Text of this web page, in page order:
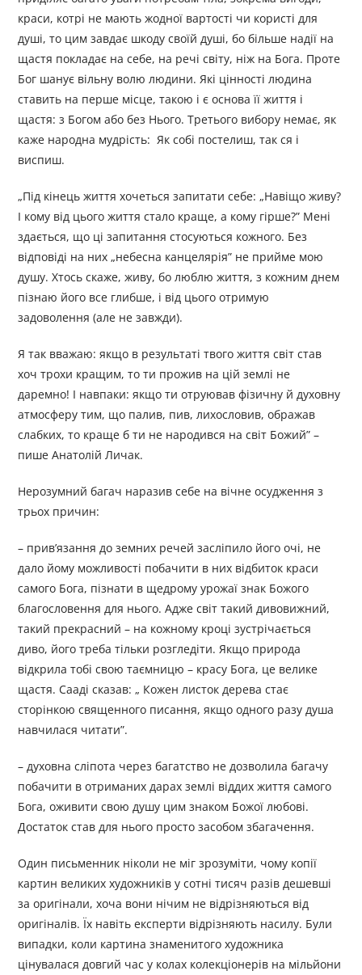
краси, котрі не мають жодної вартості чи користі для
душі, то цим завдає шкоду своїй душі, бо більше надії на
щастя покладає на себе, на речі світу, ніж на Бога. Проте
Бог шанує вільну волю людини. Які цінності людина
ставить на перше місце, такою і є основа її життя і
щастя: з Богом або без Нього. Третього вибору немає, як
каже народна мудрість: Як собі постелиш, так ся і
виспиш.
„Під кінець життя хочеться запитати себе: „Навіщо живу?
І кому від цього життя стало краще, а кому гірше?” Мені
здається, що ці запитання стосуються кожного. Без
відповіді на них „небесна канцелярія” не прийме мою
душу. Хтось скаже, живу, бо люблю життя, з кожним днем
пізнаю його все глибше, і від цього отримую
задоволення (але не завжди).
Я так вважаю: якщо в результаті твого життя світ став
хоч трохи кращим, то ти прожив на цій землі не
даремно! І навпаки: якщо ти отруював фізичну й духовну
атмосферу тим, що палив, пив, лихословив, ображав
слабких, то краще б ти не народився на світ Божий” –
пише Анатолій Личак.
Нерозумний багач наразив себе на вічне осудження з
трьох причин:
– прив’язання до земних речей засліпило його очі, не
дало йому можливості побачити в них відбиток краси
самого Бога, пізнати в щедрому урожаї знак Божого
благословення для нього. Адже світ такий дивовижний,
такий прекрасний – на кожному кроці зустрічається
диво, його треба тільки розгледіти. Якщо природа
відкрила тобі свою таємницю – красу Бога, це велике
щастя. Сааді сказав: „ Кожен листок дерева стає
сторінкою священного писання, якщо одного разу душа
навчилася читати”.
– духовна сліпота через багатство не дозволила багачу
побачити в отриманих дарах землі віддих життя самого
Бога, оживити свою душу цим знаком Божої любові.
Достаток став для нього просто засобом збагачення.
Один письменник ніколи не міг зрозуміти, чому копії
картин великих художників у сотні тисяч разів дешевші
за оригінали, хоча вони нічим не відрізняються від
оригіналів. Їх навіть експерти відрізняють насилу. Були
випадки, коли картина знаменитого художника
цінувалася довгий час у колах колекціонерів на мільйони